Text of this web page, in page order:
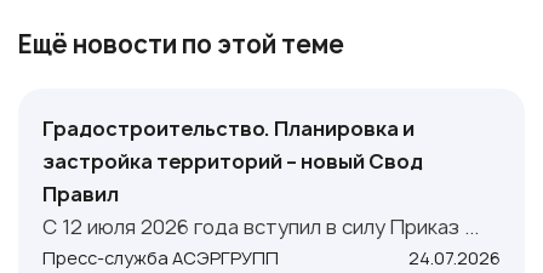
Ещё новости по этой теме
Градостроительство. Планировка и
застройка территорий – новый Свод
Правил
С 12 июля 2026 года вступил в силу Приказ ...
Пресс-служба АСЭРГРУПП
24.07.2026